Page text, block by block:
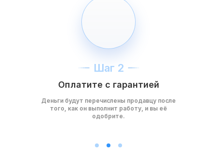
Шаг 2
Оплатите с гарантией
Деньги будут перечислены продавцу после
того, как он выполнит работу, и вы её
одобрите.